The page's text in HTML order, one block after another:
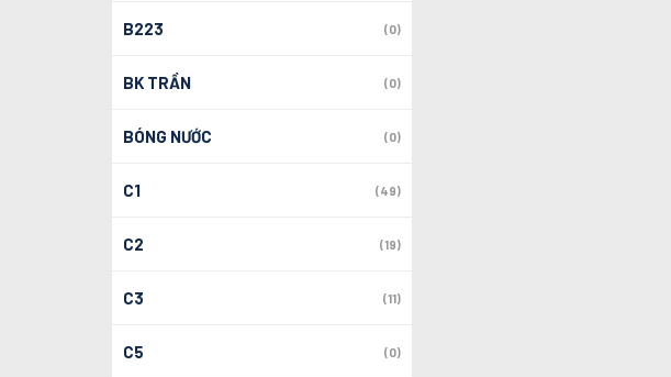
B223 (0)
BK TRẦN (0)
BÓNG NƯỚC (0)
C1 (49)
C2 (19)
C3 (11)
C5 (0)